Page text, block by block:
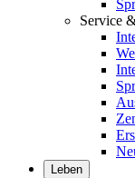
Service
Leben